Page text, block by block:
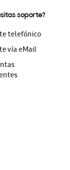
soporte?
telefónico
vía eMail